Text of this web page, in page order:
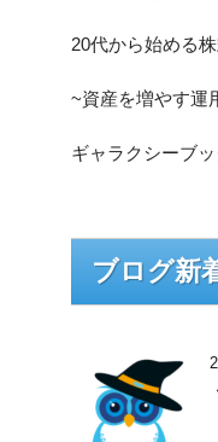
20代から始める
~資産を増やす運
ギャラクシーブッ
ブログ新